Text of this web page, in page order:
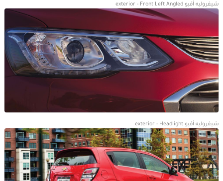
شيفروليه أفيو exterior - Front Left Angled
شيفروليه أفيو exterior - Headlight